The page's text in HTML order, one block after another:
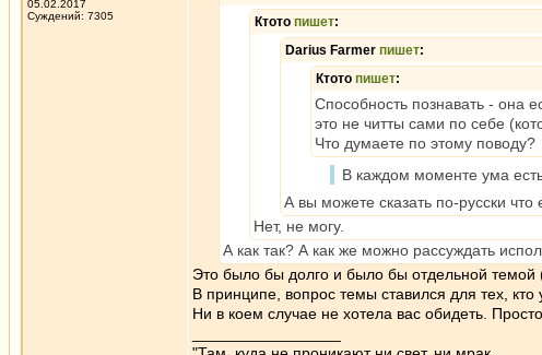
05.02.2017
Суждений: 7305
Ктото пишет:
Darius Farmer пишет:
Ктото пишет:
Способность познавать - она
это не читты сами по себе
Что думаете по этому поводу?
В каждом моменте ума
А вы можете сказать по-русски
Нет, не могу.
А как так? А как же можно рассуждать
Это было бы долго и было бы отдельной темой
В принципе, вопрос темы ставился для тех,
Ни в коем случае не хотела вас обидеть.